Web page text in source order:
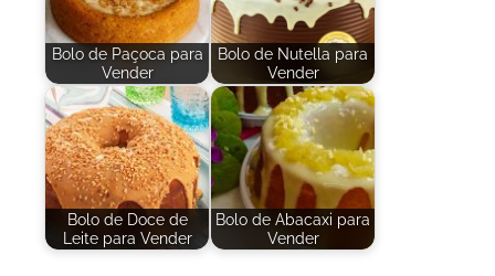
Bolo de Paçoca para
Vender
Bolo de Nutella para
Vender
Bolo de Doce de
Leite para Vender
Bolo de Abacaxi para
Vender